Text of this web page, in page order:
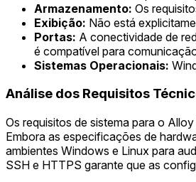
Armazenamento: Os
Exibição: Não está
Portas: A conectividade de
é compatível para
Sistemas Operacionais:
Análise dos Requisitos
Os requisitos de sistema para o
Embora as especificações de
ambientes Windows e Linux para
SSH e HTTPS garante que as